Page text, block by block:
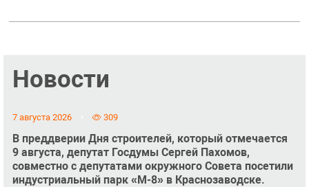
Новости
7 августа 2026 309
В преддверии Дня строителей, который отмечается
9 августа, депутат Госдумы Сергей Пахомов,
совместно с депутатами окружного Совета посетили
индустриальный парк «М-8» в Краснозаводске.